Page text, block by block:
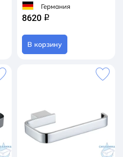
Германия
8620 q
В корзину